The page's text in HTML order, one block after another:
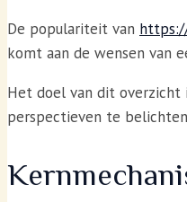
De populariteit van
komt aan de wensen van
Het doel van dit overzicht
perspectieven te